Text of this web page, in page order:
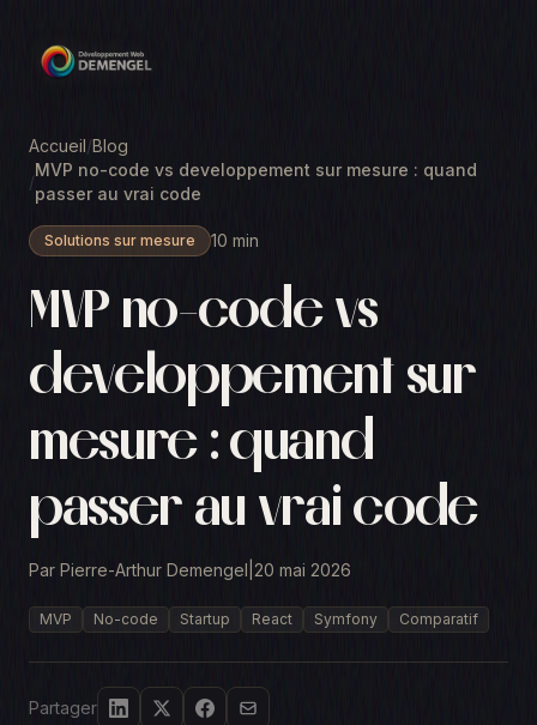
Accueil/Blog
/
MVP no-code vs developpement sur mesure : quand
passer au vrai code
Solutions sur mesure 10 min
MVP no-code vs
developpement sur
mesure : quand
passer au vrai code
Par Pierre-Arthur Demengel 20 mai 2026
MVP No-code Startup React Symfony Comparatif
Partager